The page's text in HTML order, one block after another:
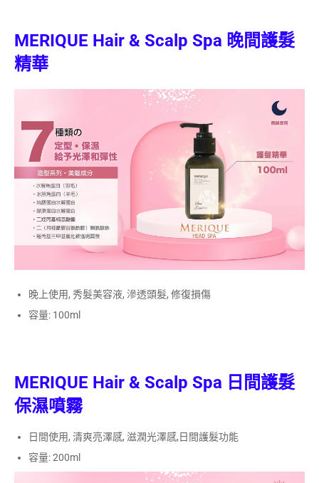
MERIQUE Hair & Scalp Spa 晚間護髮
精華
晚上使用, 秀髮美容液, 滲透頭髮, 修復損傷
容量: 100ml
MERIQUE Hair & Scalp Spa 日間護髮
保濕噴霧
日間使用, 清爽亮澤感, 滋潤光澤感,日間護髮功能
容量: 200ml